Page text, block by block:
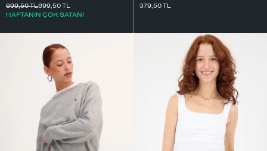
899,50TL
HAFTANIN ÇOK SATANI
899,50TL
379,50TL